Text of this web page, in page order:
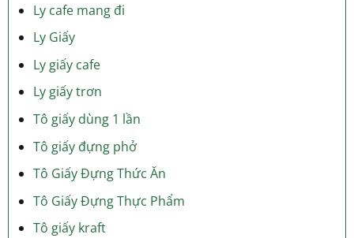
Ly cafe mang đi
Ly Giấy
Ly giấy cafe
Ly giấy trơn
Tô giấy dùng 1 lần
Tô giấy đựng phở
Tô Giấy Đựng Thức Ăn
Tô Giấy Đựng Thực Phẩm
Tô giấy kraft